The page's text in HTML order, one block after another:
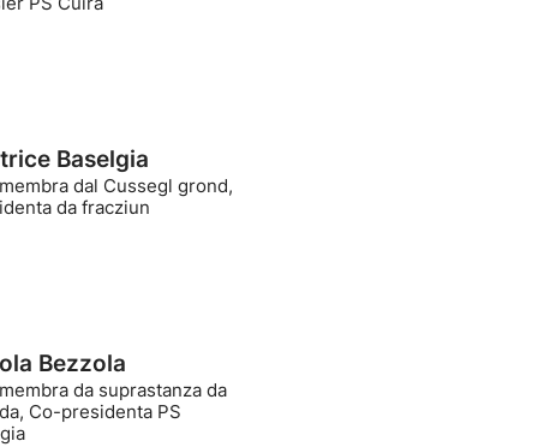
Baselgia
dal Cussegl grond,
da fracziun
Bezzola
da suprastanza da
Co-presidenta PS